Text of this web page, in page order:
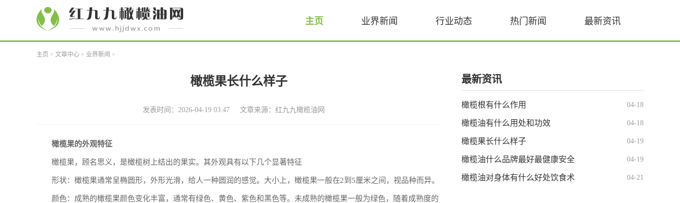
主页 业界新闻 行业动态 热门新闻 最新资讯
主页 > 文章中心 > 业界新闻 >
橄榄果长什么样子
发表时间：2026-04-19 03:47 文章来源：红九九橄榄油网
橄榄果的外观特征
橄榄果，顾名思义，是橄榄树上结出的果实。其外观具有以下几个显著特征
形状：橄榄果通常呈椭圆形，外形光滑，给人一种圆润的感觉。大小上，橄榄果一般在2到5厘米之间，视品种而异。
颜色：成熟的橄榄果颜色变化丰富，通常有绿色、黄色、紫色和黑色等。未成熟的橄榄果一般为绿色，随着成熟度的
最新资讯
橄榄根有什么作用 04-18
橄榄油有什么用处和功效 04-18
橄榄果长什么样子 04-19
橄榄油什么品牌最好最健康安全 04-19
橄榄油对身体有什么好处饮食术 04-21